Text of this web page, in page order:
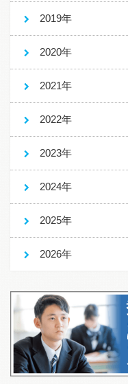
2019年
2020年
2021年
2022年
2023年
2024年
2025年
2026年